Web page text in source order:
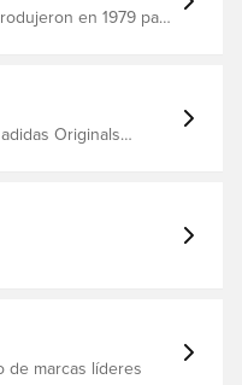
en 1979 para
con cordones
Originals
de marcas líderes